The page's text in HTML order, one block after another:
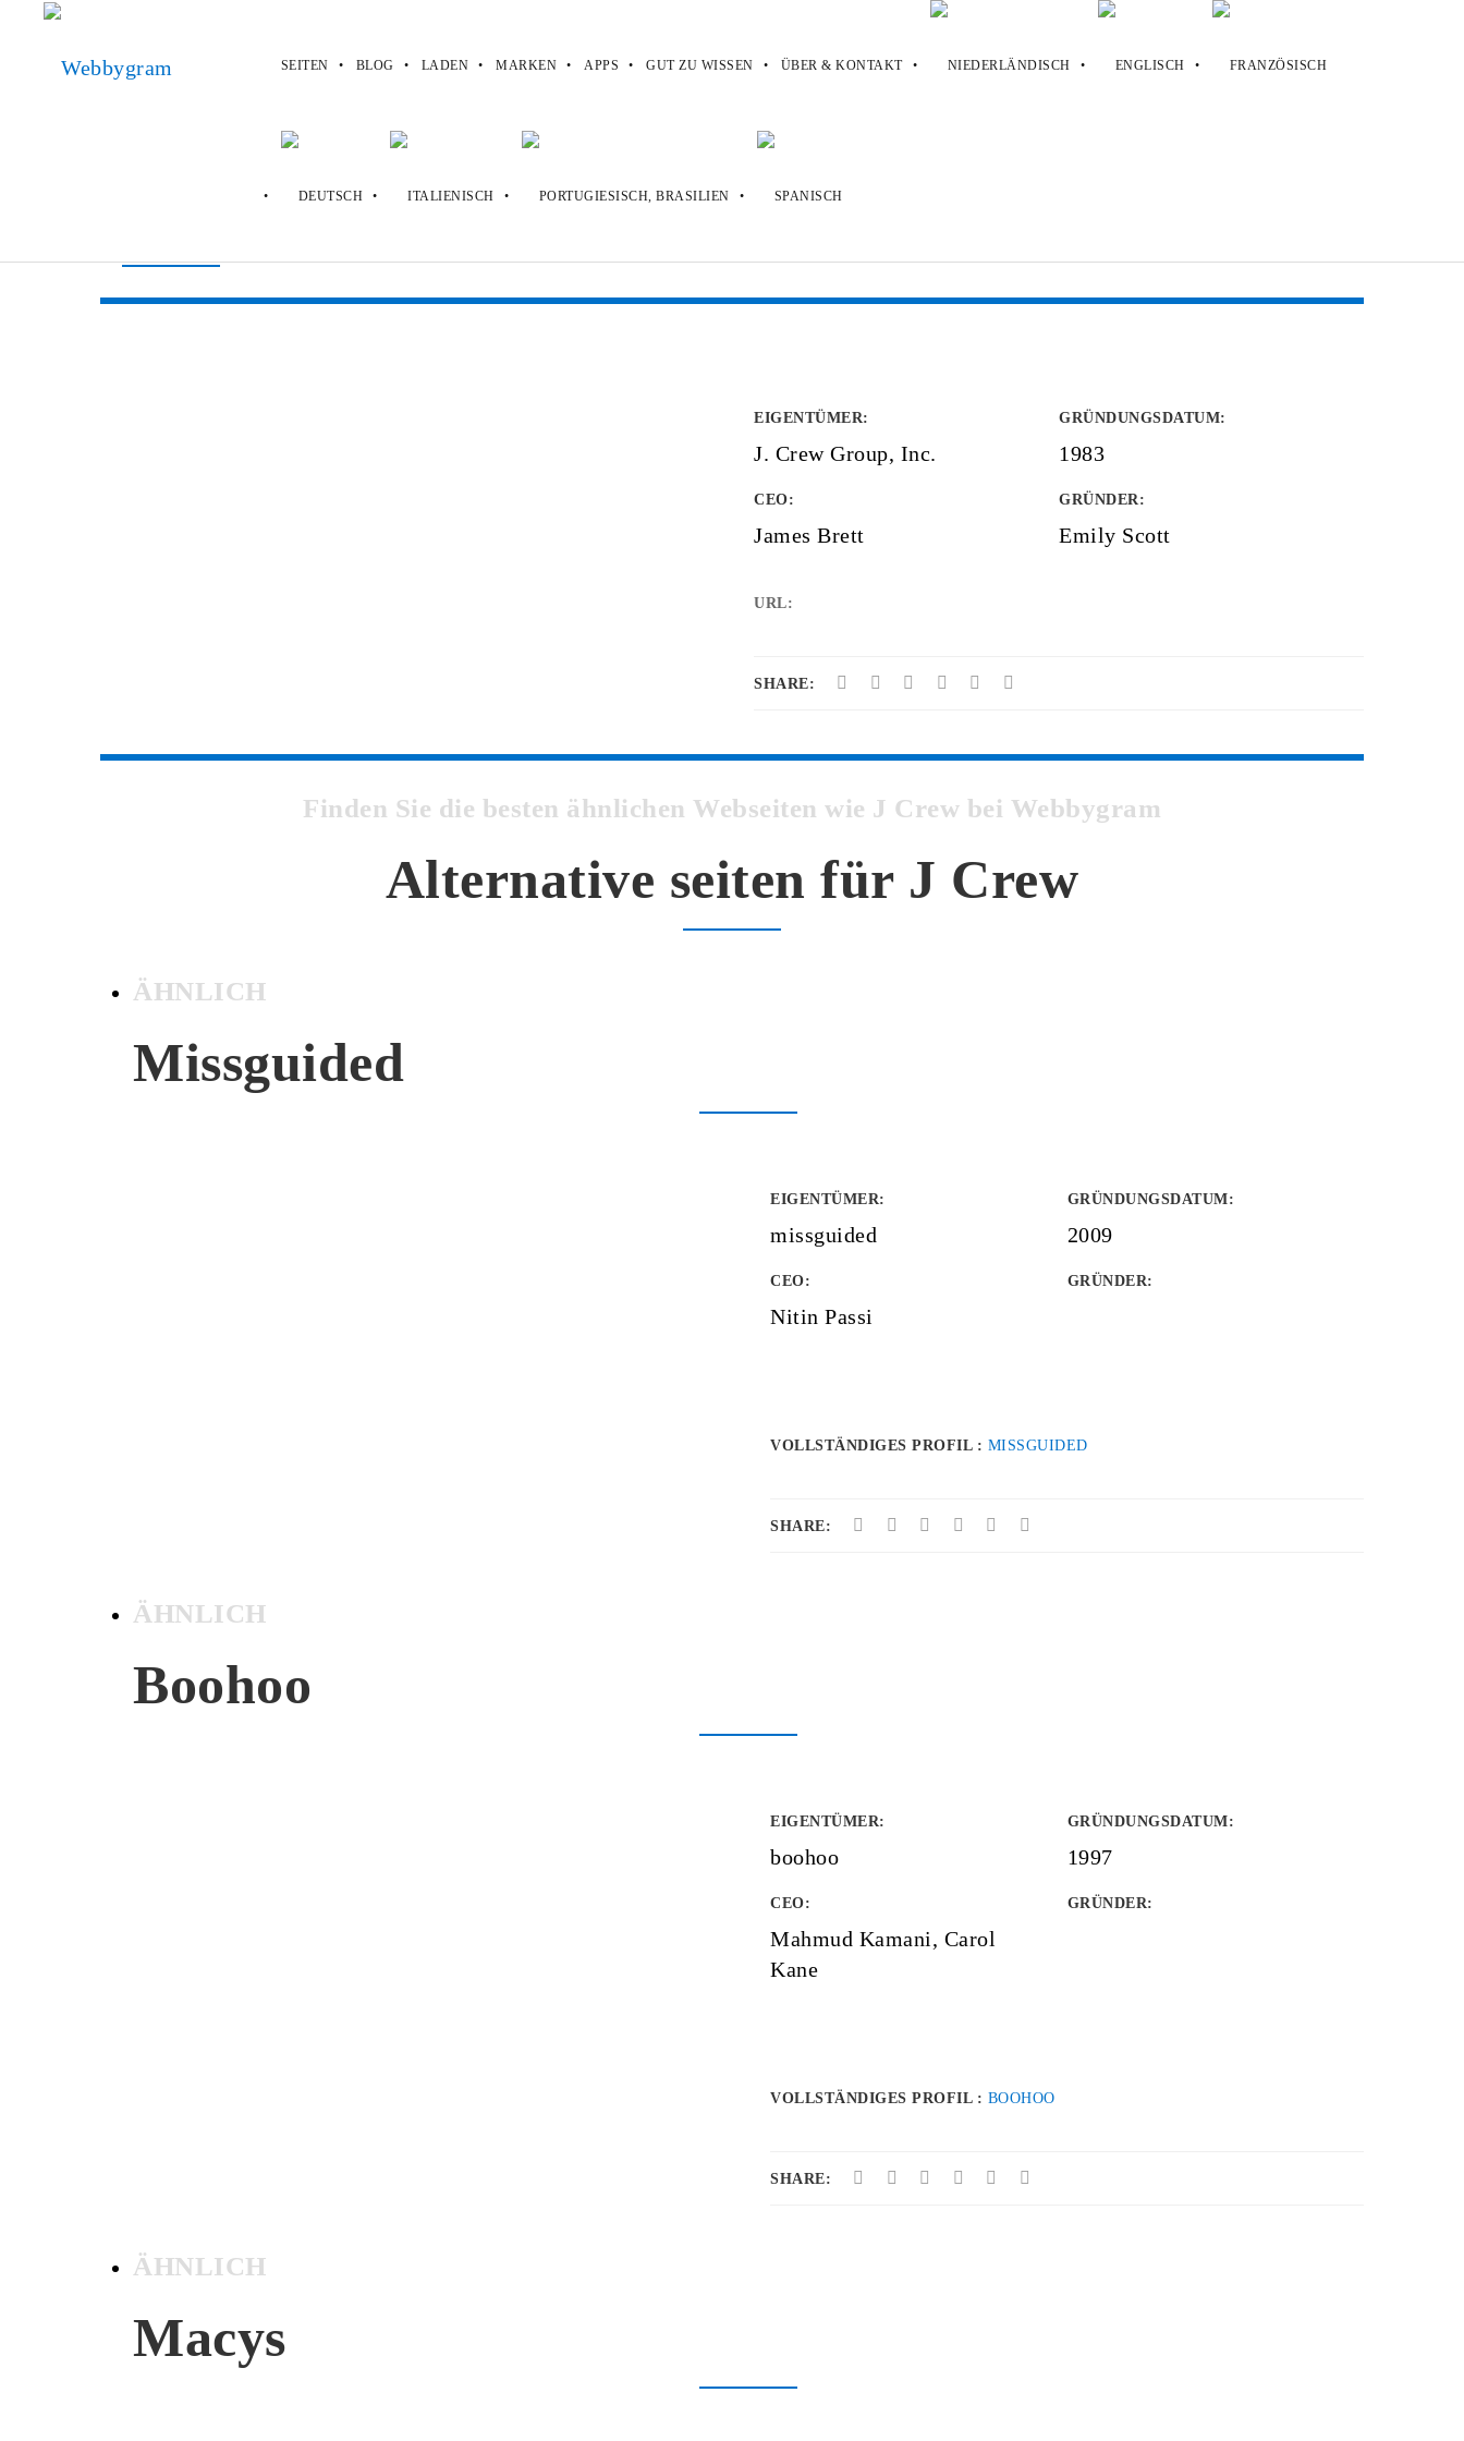
SEITEN BLOG LADEN MARKEN APPS GUT ZU WISSEN ÜBER & KONTAKT
J Crew
EIGENTÜMER:
J. Crew Group, Inc.
GRÜNDUNGSDATUM:
1983
CEO:
James Brett
GRÜNDER:
Emily Scott
URL:
SHARE:
Finden Sie die besten ähnlichen Webseiten wie J Crew bei Webbygram
Alternative seiten für J Crew
ÄHNLICH
Missguided
EIGENTÜMER:
missguided
GRÜNDUNGSDATUM:
2009
CEO:
Nitin Passi
GRÜNDER:
VOLLSTÄNDIGES PROFIL : MISSGUIDED
SHARE:
ÄHNLICH
Boohoo
EIGENTÜMER:
boohoo
GRÜNDUNGSDATUM:
1997
CEO:
Mahmud Kamani, Carol
Kane
GRÜNDER:
VOLLSTÄNDIGES PROFIL : BOOHOO
SHARE:
ÄHNLICH
Macys